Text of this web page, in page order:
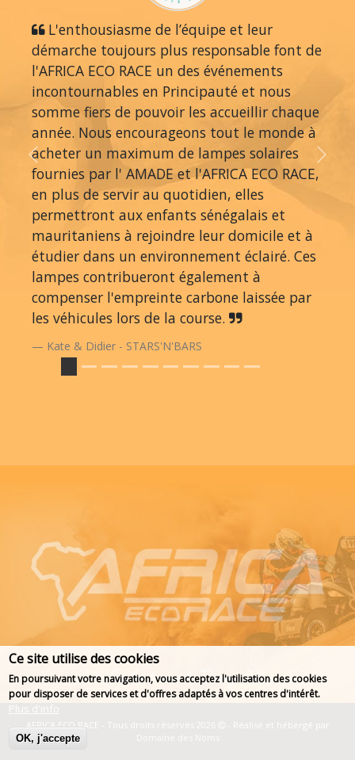
L'enthousiasme de l’équipe et leur
démarche toujours plus responsable font de
l'AFRICA ECO RACE un des événements
incontournables en Principauté et nous
somme fiers de pouvoir les accueillir chaque
année. Nous encourageons tout le monde à
acheter un maximum de lampes solaires
fournies par l' AMADE et l'AFRICA ECO RACE,
en plus de servir au quotidien, elles
permettront aux enfants sénégalais et
mauritaniens à rejoindre leur domicile et à
étudier dans un environnement éclairé. Ces
lampes contribueront également à
compenser l'empreinte carbone laissée par
les véhicules lors de la course.
Kate & Didier - STARS'N'BARS
Previous Next
AFRICA ECO RACE - Tous droits réservés 2026
- Réalisé et hébergé par
Ce site utilise des cookies
En poursuivant votre navigation, vous acceptez l'utilisation des cookies
pour disposer de services et d'offres adaptés à vos centres d'intérêt.
Plus d'info
OK, j'accepte